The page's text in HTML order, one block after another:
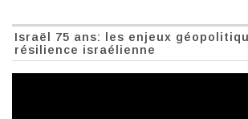
Israël 75 ans: les enjeux
résilience israélienne